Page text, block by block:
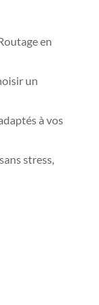
en
un
à vos
stress,